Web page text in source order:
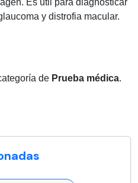
Es útil para diagnosticar
y distrofia macular.
de Prueba médica.